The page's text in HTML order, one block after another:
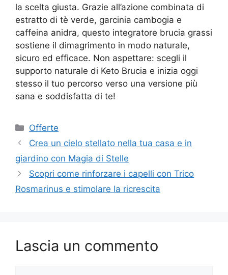
la scelta giusta. Grazie all’azione combinata di
estratto di tè verde, garcinia cambogia e
caffeina anidra, questo integratore brucia grassi
sostiene il dimagrimento in modo naturale,
sicuro ed efficace. Non aspettare: scegli il
supporto naturale di Keto Brucia e inizia oggi
stesso il tuo percorso verso una versione più
sana e soddisfatta di te!
Categorie
Offerte
Crea un cielo stellato nella tua casa e in
giardino con Magia di Stelle
Scopri come rinforzare i capelli con Trico
Rosmarinus e stimolare la ricrescita
Lascia un commento